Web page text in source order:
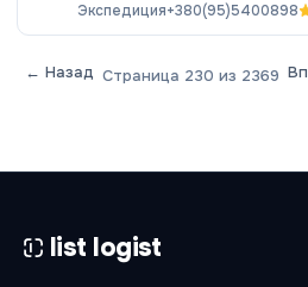
Экспедиция+380(95)5400898
← Назад Страница 230 из 2369
list logist